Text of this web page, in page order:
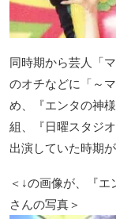
同時期から芸人「
のオチなどに「～
め、『エンタの神
組、『日曜スタジ
出演していた時期が
＜↓の画像が、『
さんの写真＞